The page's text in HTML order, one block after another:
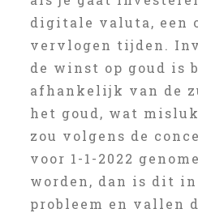
digitale valuta, een
vervlogen tijden.
de winst op goud is
afhankelijk van de
het goud, wat
zou volgens de
voor 1-1-2022
worden, dan is dit
probleem en vallen